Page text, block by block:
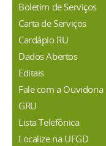
Boletim de Serviços
Carta de Serviços
Cardápio RU
Dados Abertos
Editais
Fale com a Ouvidoria
GRU
Lista Telefônica
Localize na UFGD